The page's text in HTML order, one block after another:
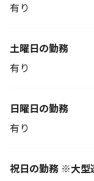
有り
土曜日の勤務
有り
日曜日の勤務
有り
祝日の勤務 ※大型